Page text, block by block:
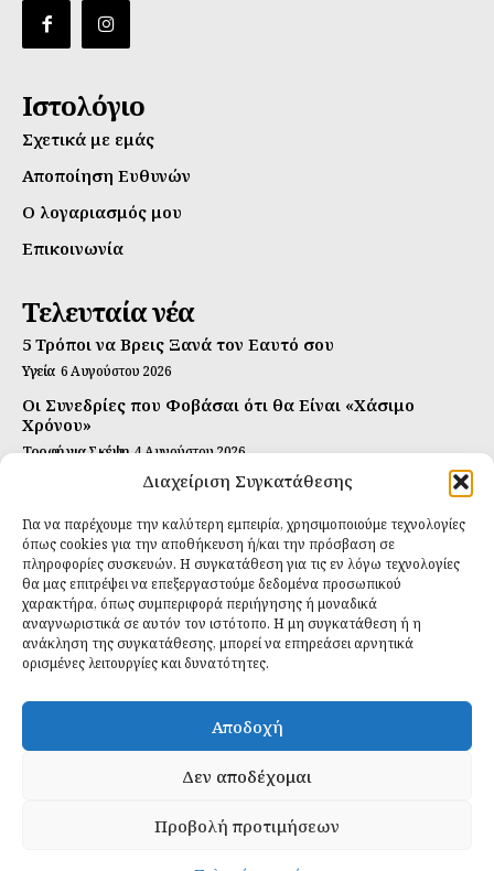
Διαχείριση Συγκατάθεσης
Για να παρέχουμε την καλύτερη εμπειρία, χρησιμοποιούμε τεχνολογίες
όπως cookies για την αποθήκευση ή/και την πρόσβαση σε
πληροφορίες συσκευών. Η συγκατάθεση για τις εν λόγω τεχνολογίες
θα μας επιτρέψει να επεξεργαστούμε δεδομένα προσωπικού
χαρακτήρα, όπως συμπεριφορά περιήγησης ή μοναδικά
αναγνωριστικά σε αυτόν τον ιστότοπο. Η μη συγκατάθεση ή η
ανάκληση της συγκατάθεσης, μπορεί να επηρεάσει αρνητικά
ορισμένες λειτουργίες και δυνατότητες.
Αποδοχή
Δεν αποδέχομαι
Προβολή προτιμήσεων
Ιστολόγιο
Σχετικά με εμάς
Αποποίηση Ευθυνών
Ο λογαριασμός μου
Επικοινωνία
Τελευταία νέα
5 Τρόποι να Βρεις Ξανά τον Εαυτό σου
Υγεία 6 Αυγούστου 2026
Οι Συνεδρίες που Φοβάσαι ότι θα Είναι «Χάσιμο
Χρόνου»
Τροφή για Σκέψη 4 Αυγούστου 2026
Αυτή Είναι η Συνταγή για Τέλεια Κομπούτσα
Ιδανικές Τροφές 26 Ιουλίου 2026
Εγγραφείτε
ΕΓΓΡΑΦΉ
Έχω διαβάσει και δέχομαι τηνπολιτική απορρήτου